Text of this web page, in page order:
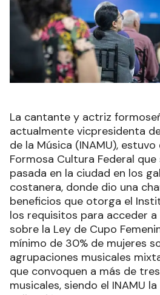
La cantante y actriz
actualmente vicpresidenta
de la Música (INAMU),
Formosa Cultura Federal
pasada en la ciudad en los
costanera, donde dio una
beneficios que otorga el
los requisitos para acceder
sobre la Ley de Cupo
mínimo de 30% de mujeres
agrupaciones musicales
que convoquen a más de
musicales, siendo el INAMU